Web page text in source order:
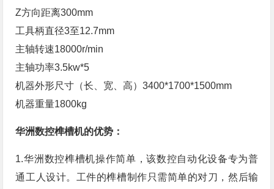
Z方向距离300mm
工具柄直径3至12.7mm
主轴转速18000r/min
主轴功率3.5kw*5
机器外形尺寸（长、宽、高）3400*1700*1500mm
机器重量1800kg
华洲数控榫槽机的优势：
1.华洲数控榫槽机操作简单，该数控自动化设备专为普
通工人设计。工件的榫槽制作只需简单的对刀，然后输